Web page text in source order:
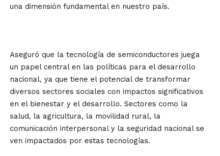
una dimensión fundamental en nuestro país.
Aseguró que la tecnología de semiconductores juega
un papel central en las políticas para el desarrollo
nacional, ya que tiene el potencial de transformar
diversos sectores sociales con impactos significativos
en el bienestar y el desarrollo. Sectores como la
salud, la agricultura, la movilidad rural, la
comunicación interpersonal y la seguridad nacional se
ven impactados por estas tecnologías.